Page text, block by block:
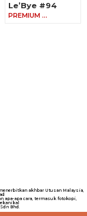
Le’Bye #94
PREMIUM …
akhbar Utusan Malaysia,
apa cara, termasuk fotokopi,
Bhd.